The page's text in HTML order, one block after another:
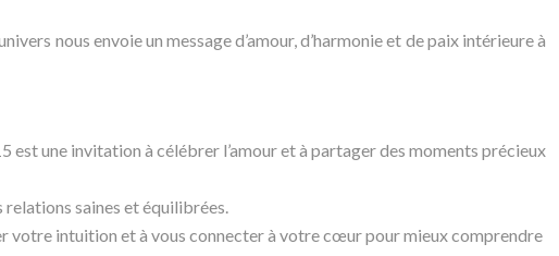
nous envoie un message d’amour, d’harmonie et de paix intérieure à
est une invitation à célébrer l’amour et à partager des moments précieux
saines et équilibrées.
votre intuition et à vous connecter à votre cœur pour mieux comprendre